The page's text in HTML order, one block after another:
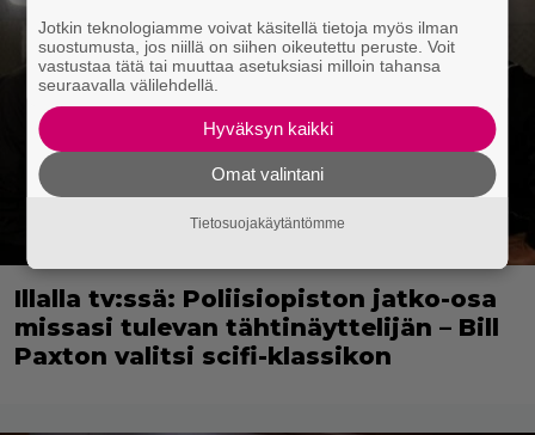
Illalla tv:ssä: Poliisiopiston jatko-osa
missasi tulevan tähtinäyttelijän – Bill
Paxton valitsi scifi-klassikon
Jotkin teknologiamme voivat käsitellä tietoja myös ilman
suostumusta, jos niillä on siihen oikeutettu peruste. Voit
vastustaa tätä tai muuttaa asetuksiasi milloin tahansa
seuraavalla välilehdellä.
Hyväksyn kaikki
Omat valintani
Tietosuojakäytäntömme